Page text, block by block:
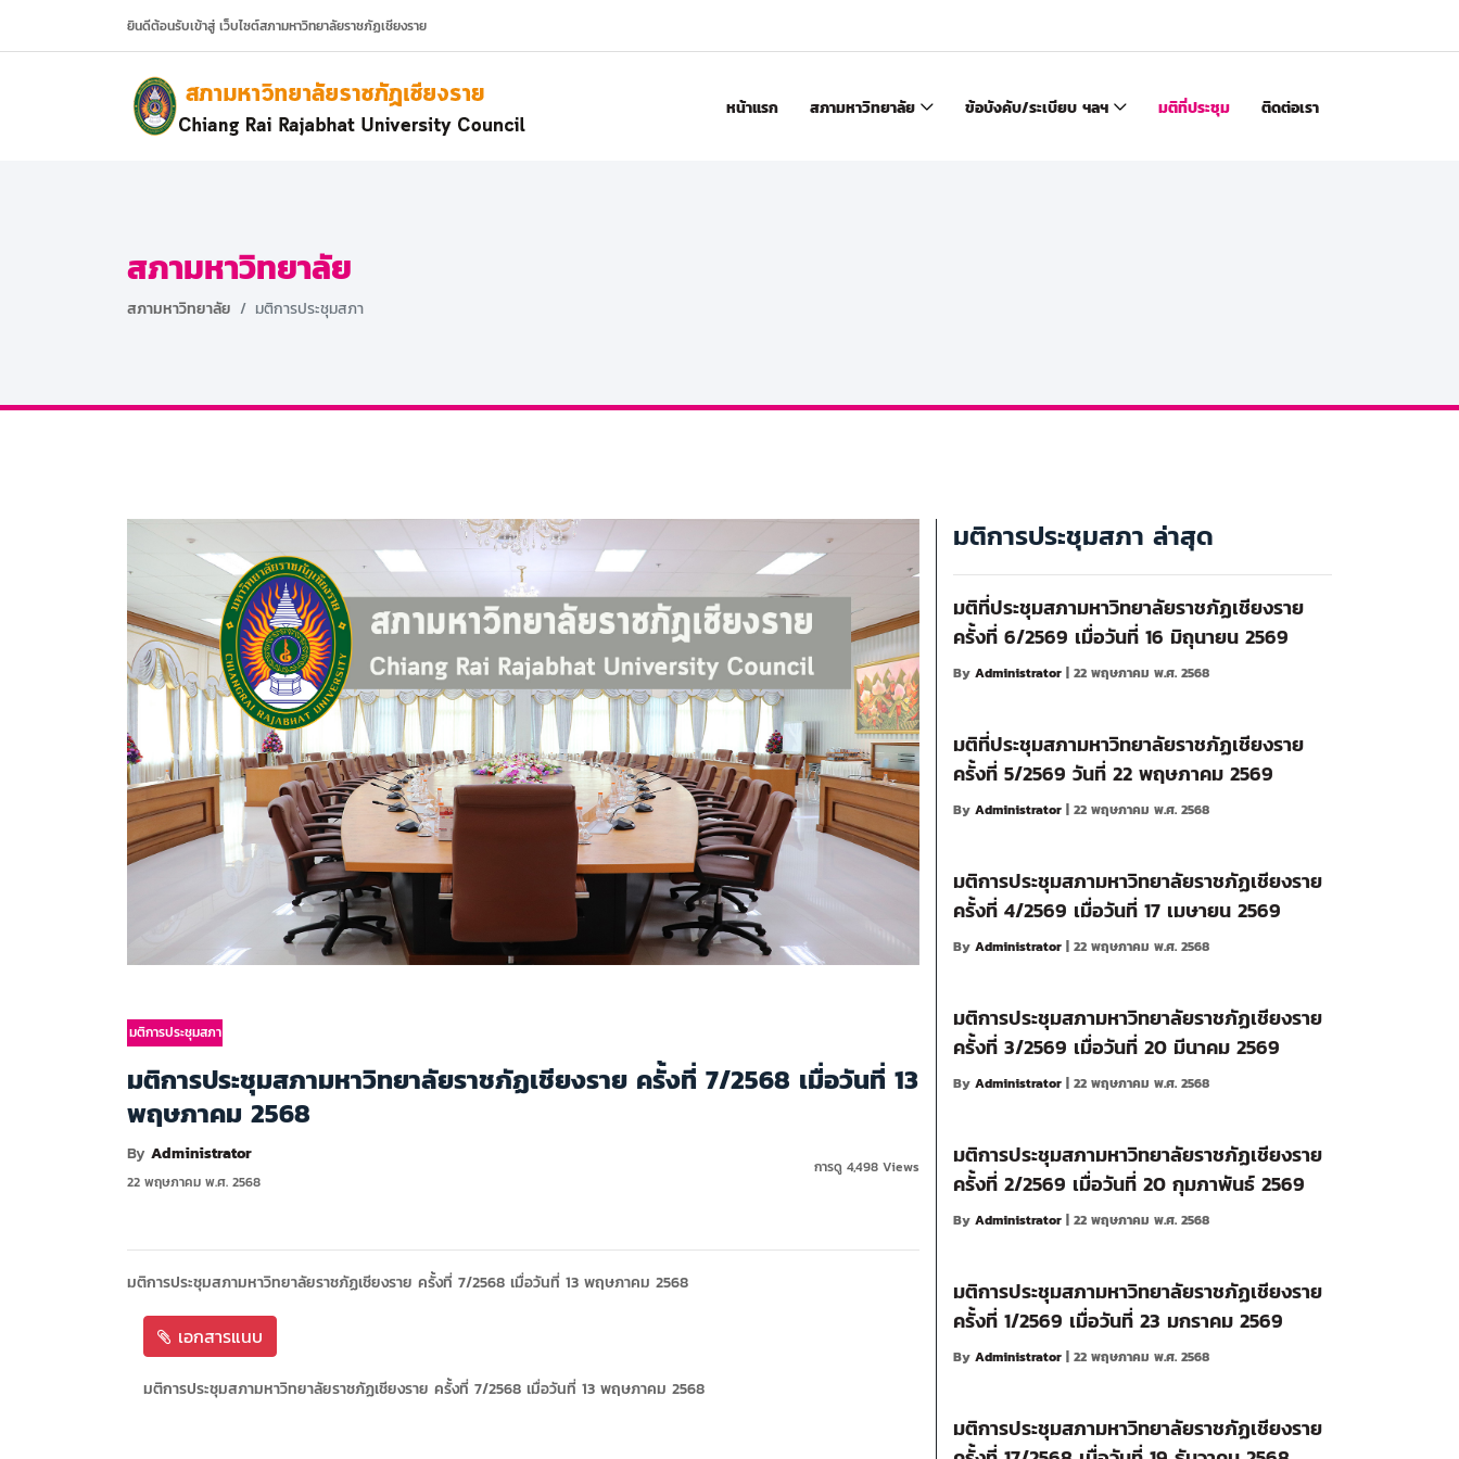
ยินดีต้อนรับเข้าสู่ เว็บไซต์สภามหาวิทยาลัยราชภัฏเชียงราย
หน้าแรก สภามหาวิทยาลัย ข้อบังคับ/ระเบียบ ฯลฯ มติที่ประชุม ติดต่อเรา
สภามหาวิทยาลัย
สภามหาวิทยาลัย มติการประชุมสภา
มติการประชุมสภา
มติการประชุมสภามหาวิทยาลัยราชภัฏเชียงราย ครั้งที่ 7/2568 เมื่อวันที่ 13
พฤษภาคม 2568
By Administrator
22 พฤษภาคม พ.ศ. 2568
การดู 4,498 Views
มติการประชุมสภามหาวิทยาลัยราชภัฏเชียงราย ครั้งที่ 7/2568 เมื่อวันที่ 13 พฤษภาคม 2568
เอกสารแนบ
มติการประชุมสภามหาวิทยาลัยราชภัฏเชียงราย ครั้งที่ 7/2568 เมื่อวันที่ 13 พฤษภาคม 2568
มติการประชุมสภา ล่าสุด
มติที่ประชุมสภามหาวิทยาลัยราชภัฏเชียงราย
ครั้งที่ 6/2569 เมื่อวันที่ 16 มิถุนายน 2569
By Administrator | 22 พฤษภาคม พ.ศ. 2568
มติที่ประชุมสภามหาวิทยาลัยราชภัฏเชียงราย
ครั้งที่ 5/2569 วันที่ 22 พฤษภาคม 2569
By Administrator | 22 พฤษภาคม พ.ศ. 2568
มติการประชุมสภามหาวิทยาลัยราชภัฏเชียงราย
ครั้งที่ 4/2569 เมื่อวันที่ 17 เมษายน 2569
By Administrator | 22 พฤษภาคม พ.ศ. 2568
มติการประชุมสภามหาวิทยาลัยราชภัฏเชียงราย
ครั้งที่ 3/2569 เมื่อวันที่ 20 มีนาคม 2569
By Administrator | 22 พฤษภาคม พ.ศ. 2568
มติการประชุมสภามหาวิทยาลัยราชภัฏเชียงราย
ครั้งที่ 2/2569 เมื่อวันที่ 20 กุมภาพันธ์ 2569
By Administrator | 22 พฤษภาคม พ.ศ. 2568
มติการประชุมสภามหาวิทยาลัยราชภัฏเชียงราย
ครั้งที่ 1/2569 เมื่อวันที่ 23 มกราคม 2569
By Administrator | 22 พฤษภาคม พ.ศ. 2568
มติการประชุมสภามหาวิทยาลัยราชภัฏเชียงราย